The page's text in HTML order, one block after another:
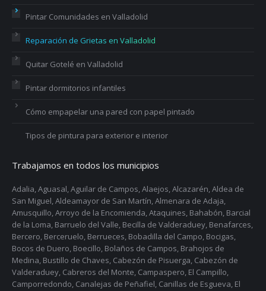
Pintar Comunidades en Valladolid
Reparación de Grietas en Valladolid
Quitar Gotelé en Valladolid
Pintar dormitorios infantiles
Cómo empapelar una pared con papel pintado
Tipos de pintura para exterior e interior
Trabajamos en todos los municipios
Adalia, Aguasal, Aguilar de Campos, Alaejos, Alcazarén, Aldea de
San Miguel, Aldeamayor de San Martín, Almenara de Adaja,
Amusquillo, Arroyo de la Encomienda, Ataquines, Bahabón, Barcial
de la Loma, Barruelo del Valle, Becilla de Valderaduey, Benafarces,
Bercero, Berceruelo, Berrueces, Bobadilla del Campo, Bocigas,
Bocos de Duero, Boecillo, Bolaños de Campos, Brahojos de
Medina, Bustillo de Chaves, Cabezón de Pisuerga, Cabezón de
Valderaduey, Cabreros del Monte, Campaspero, El Campillo,
Camporredondo, Canalejas de Peñafiel, Canillas de Esgueva, El